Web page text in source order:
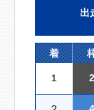
出
着
１ 2